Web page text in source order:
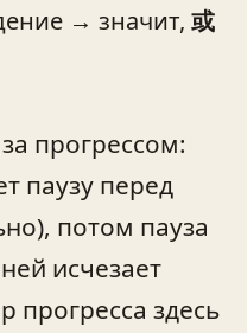
→ значит, 或
прогрессом:
паузу перед
потом пауза
исчезает
прогресса здесь